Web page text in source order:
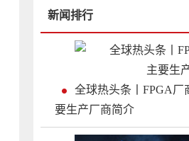
新闻排行
全球热头条丨FPGA厂
要生产厂商简介